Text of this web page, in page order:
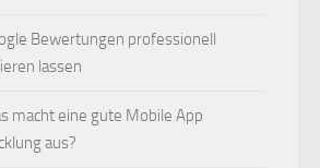
Bewertungen professionell
lassen
macht eine gute Mobile App
aus?